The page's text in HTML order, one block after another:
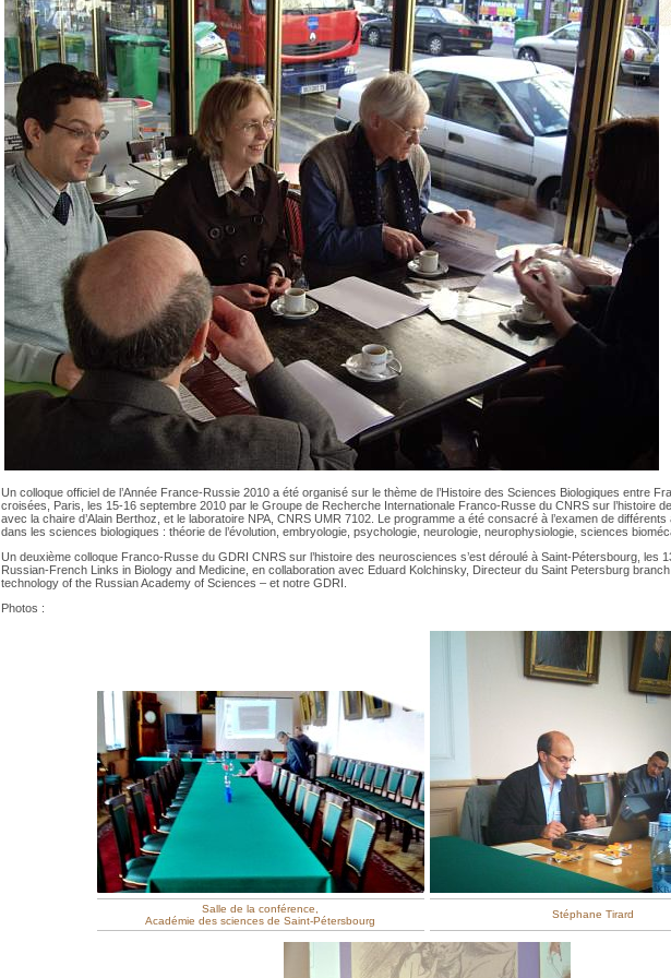
Un colloque officiel de l’Année France-Russie 2010 a été organisé sur le thème de l’Histoire des Sciences Biologiques entre
croisées, Paris, les 15-16 septembre 2010 par le Groupe de Recherche Internationale Franco-Russe du CNRS sur l’histoire
avec la chaire d’Alain Berthoz, et le laboratoire NPA, CNRS UMR 7102. Le programme a été consacré à l’examen de
dans les sciences biologiques : théorie de l’évolution, embryologie, psychologie, neurologie, neurophysiologie, sciences
Un deuxième colloque Franco-Russe du GDRI CNRS sur l’histoire des neurosciences s’est déroulé à Saint-Pétersbourg, les
Russian-French Links in Biology and Medicine, en collaboration avec Eduard Kolchinsky, Directeur du Saint Petersburg
technology of the Russian Academy of Sciences – et notre GDRI.
Photos :
Salle de la conférence,
Académie des sciences de Saint-Pétersbourg
Stéphane Tirard